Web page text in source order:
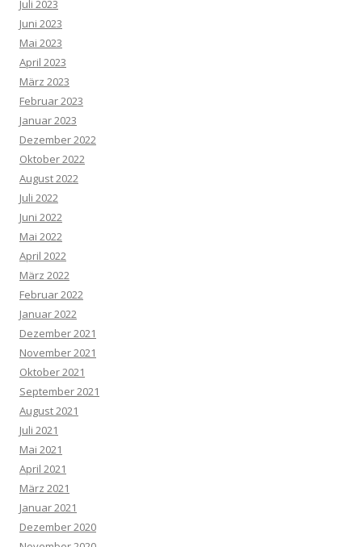
Juli 2023
Juni 2023
Mai 2023
April 2023
März 2023
Februar 2023
Januar 2023
Dezember 2022
Oktober 2022
August 2022
Juli 2022
Juni 2022
Mai 2022
April 2022
März 2022
Februar 2022
Januar 2022
Dezember 2021
November 2021
Oktober 2021
September 2021
August 2021
Juli 2021
Mai 2021
April 2021
März 2021
Januar 2021
Dezember 2020